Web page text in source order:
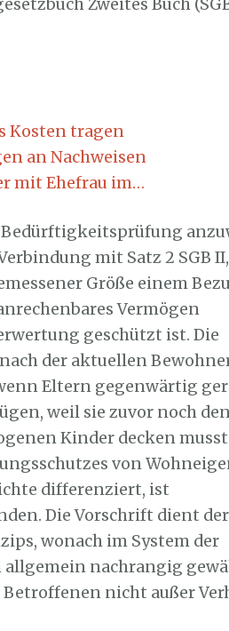
Zweites Buch
Kosten tragen
an Nachweisen
mit Ehefrau im…
mit Satz 2 SGB
Größe einem
Vermögen
geschützt ist. Die
der aktuellen
Eltern gegenwärtig
weil sie zuvor noch
Kinder decken
von
differenziert, ist
Die Vorschrift dient der
wonach im System der
nachrangig
Betroffenen nicht außer